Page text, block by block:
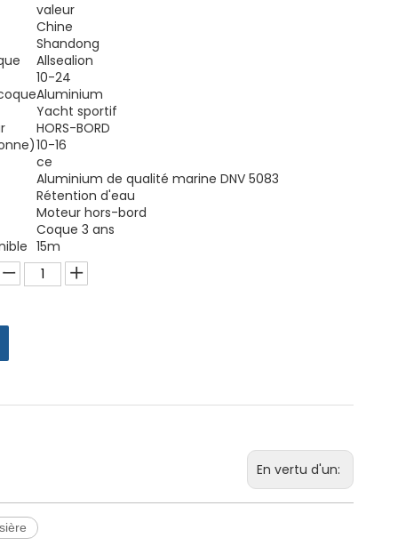
valeur
Chine
Shandong
Allsealion
10-24
Aluminium
Yacht sportif
HORS-BORD
10-16
ce
Aluminium de qualité marine DNV 5083
Rétention d'eau
Moteur hors-bord
Coque 3 ans
15m
En vertu d'un: